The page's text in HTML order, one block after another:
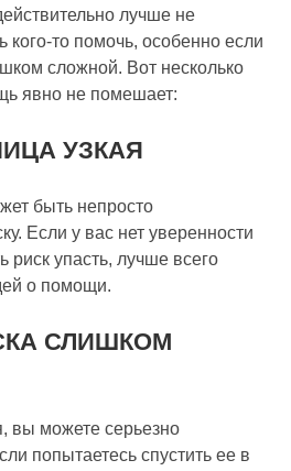
лучше не
кого-то помочь, особенно если
сложной. Вот несколько
явно не помешает:
УЗКАЯ
быть непросто
Если у вас нет уверенности
риск упасть, лучше всего
о помощи.
СЛИШКОМ
вы можете серьезно
попытаетесь спустить ее в